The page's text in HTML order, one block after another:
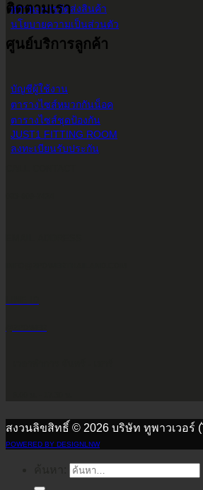
สถานะการจัดส่งสินค้า
นโยบายความเป็นส่วนตัว
ติดตามเรา
ศูนย์บริการลูกค้า
บัญชีผู้ใช้งาน
ตารางไซส์หมวกกันน็อค
ตารางไซส์ชุดป้องกัน
JUST1 FITTING ROOM
ลงทะเบียนรับประกัน
สงวนลิขสิทธิ์ © 2026 บริษัท ทูพาวเวอร์
POWERED BY DESIGNLNW